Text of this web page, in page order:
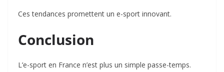
Ces tendances promettent un e-sport innovant.
Conclusion
L’e-sport en France n’est plus un simple passe-temps.